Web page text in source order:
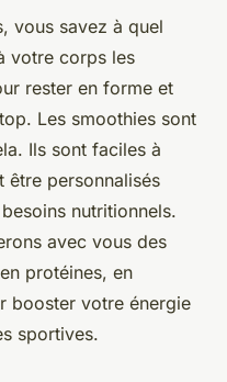
vous savez à quel
votre corps les
rester en forme et
Les smoothies sont
Ils sont faciles à
être personnalisés
nutritionnels.
avec vous des
protéines, en
booster votre énergie
sportives.